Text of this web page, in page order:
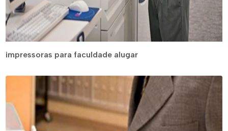
impressoras para faculdade alugar